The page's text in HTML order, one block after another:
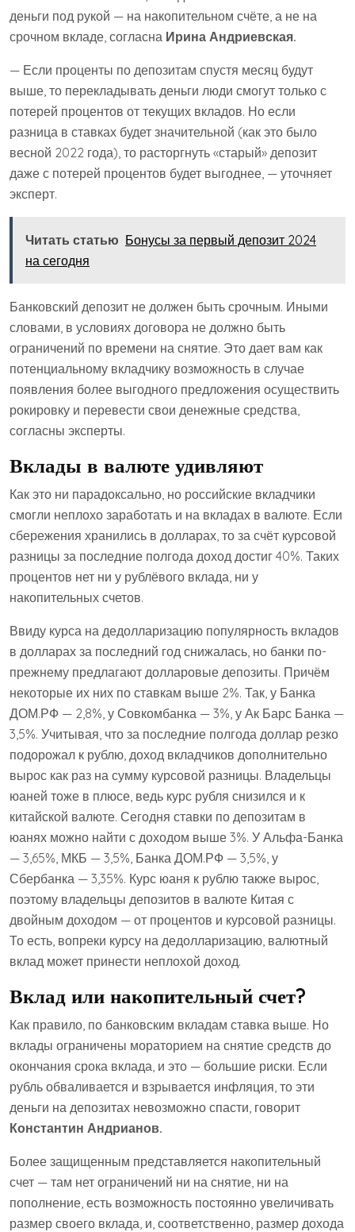
деньги под рукой — на накопительном счёте, а не на
срочном вкладе, согласна Ирина Андриевская.
— Если проценты по депозитам спустя месяц будут
выше, то перекладывать деньги люди смогут только с
потерей процентов от текущих вкладов. Но если
разница в ставках будет значительной (как это было
весной 2022 года), то расторгнуть «старый» депозит
даже с потерей процентов будет выгоднее, — уточняет
эксперт.
Читать статью Бонусы за первый депозит 2024
на сегодня
Банковский депозит не должен быть срочным. Иными
словами, в условиях договора не должно быть
ограничений по времени на снятие. Это дает вам как
потенциальному вкладчику возможность в случае
появления более выгодного предложения осуществить
рокировку и перевести свои денежные средства,
согласны эксперты.
Вклады в валюте удивляют
Как это ни парадоксально, но российские вкладчики
смогли неплохо заработать и на вкладах в валюте. Если
сбережения хранились в долларах, то за счёт курсовой
разницы за последние полгода доход достиг 40%. Таких
процентов нет ни у рублёвого вклада, ни у
накопительных счетов.
Ввиду курса на дедолларизацию популярность вкладов
в долларах за последний год снижалась, но банки по-
прежнему предлагают долларовые депозиты. Причём
некоторые их них по ставкам выше 2%. Так, у Банка
ДОМ.РФ — 2,8%, у Совкомбанка — 3%, у Ак Барс Банка —
3,5%. Учитывая, что за последние полгода доллар резко
подорожал к рублю, доход вкладчиков дополнительно
вырос как раз на сумму курсовой разницы. Владельцы
юаней тоже в плюсе, ведь курс рубля снизился и к
китайской валюте. Сегодня ставки по депозитам в
юанях можно найти с доходом выше 3%. У Альфа-Банка
— 3,65%, МКБ — 3,5%, Банка ДОМ.РФ — 3,5%, у
Сбербанка — 3,35%. Курс юаня к рублю также вырос,
поэтому владельцы депозитов в валюте Китая с
двойным доходом — от процентов и курсовой разницы.
То есть, вопреки курсу на дедолларизацию, валютный
вклад может принести неплохой доход.
Вклад или накопительный счет?
Как правило, по банковским вкладам ставка выше. Но
вклады ограничены мораторием на снятие средств до
окончания срока вклада, и это — большие риски. Если
рубль обваливается и взрывается инфляция, то эти
деньги на депозитах невозможно спасти, говорит
Константин Андрианов.
Более защищенным представляется накопительный
счет — там нет ограничений ни на снятие, ни на
пополнение, есть возможность постоянно увеличивать
размер своего вклада, и, соответственно, размер дохода